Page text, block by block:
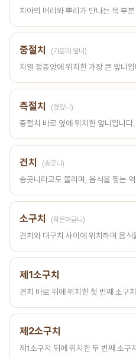
치아의 머리와 뿌리가 만나는 목 부분
중절치 (가운데 앞니)
치열 정중앙에 위치한 가장 큰 앞니
측절치 (옆앞니)
중절치 바로 옆에 위치한 앞니입니다.
견치 (송곳니)
송곳니라고도 불리며, 음식을 찢는
소구치 (작은어금니)
견치와 대구치 사이에 위치하며 음
제1소구치
견치 바로 뒤에 위치한 첫 번째 소구
제2소구치
제1소구치 뒤에 위치한 두 번째 소구